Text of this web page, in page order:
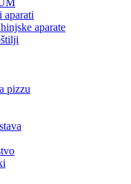
aparate
pizzu